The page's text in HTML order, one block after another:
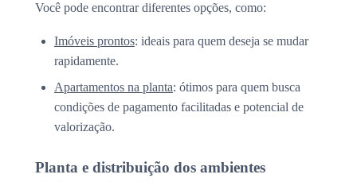
Você pode encontrar diferentes opções, como:
Imóveis prontos: ideais para quem deseja se mudar
rapidamente.
Apartamentos na planta: ótimos para quem busca
condições de pagamento facilitadas e potencial de
valorização.
Planta e distribuição dos ambientes